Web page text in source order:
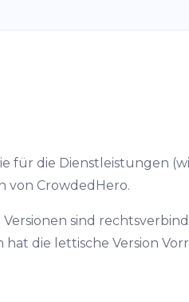
für die Dienstleistungen
von CrowdedHero.
sind
die lettische Version